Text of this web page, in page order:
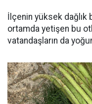
İlçenin yüksek dağlık
ortamda yetişen bu
vatandaşların da